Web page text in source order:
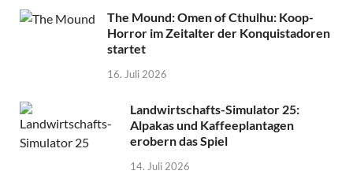
The Mound: Omen of Cthulhu: Koop-
Horror im Zeitalter der Konquistadoren
startet
16. Juli 2026
Landwirtschafts-Simulator 25:
Alpakas und Kaffeeplantagen
erobern das Spiel
14. Juli 2026